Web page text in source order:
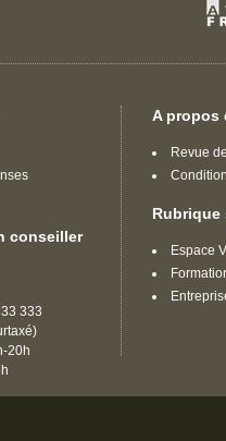
conseiller
333
20h
A propos
Revue
Rubrique
Espace